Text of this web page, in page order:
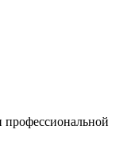
профессиональной